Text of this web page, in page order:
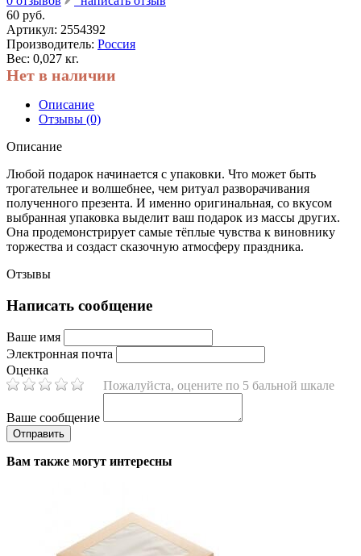
60 руб.
Артикул: 2554392
Производитель: Россия
Вес: 0,027 кг.
Нет в наличии
Описание
Отзывы (0)
Описание
Любой подарок начинается с упаковки. Что может быть
трогательнее и волшебнее, чем ритуал разворачивания
полученного презента. И именно оригинальная, со вкусом
выбранная упаковка выделит ваш подарок из массы других.
Она продемонстрирует самые тёплые чувства к виновнику
торжества и создаст сказочную атмосферу праздника.
Отзывы
Написать сообщение
Ваше имя
Электронная почта
Оценка
Пожалуйста, оцените по 5 бальной шкале
Ваше сообщение
Вам также могут интересны